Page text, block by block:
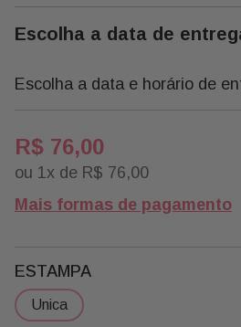
Escolha a data de
Escolha a data e horário de
R$ 76,00
ou 1 x de R$ 76,00
Mais formas de pagamento
ESTAMPA
unica